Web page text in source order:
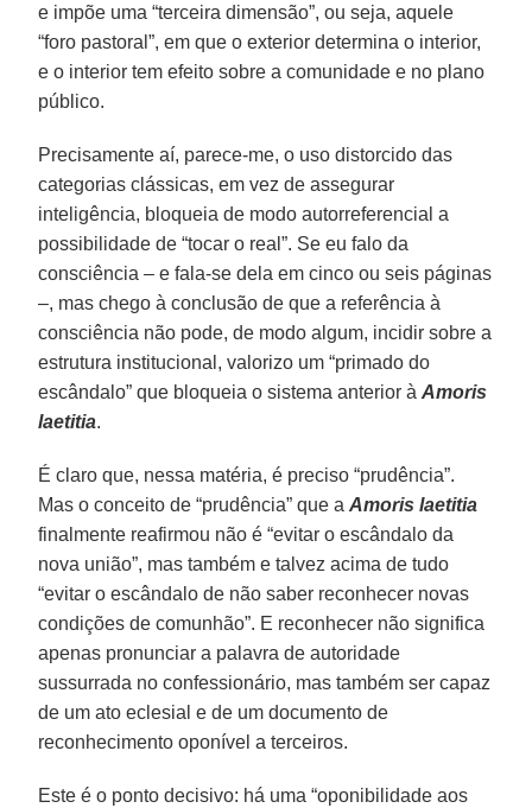
e impõe uma “terceira dimensão”, ou seja, aquele
“foro pastoral”, em que o exterior determina o interior,
e o interior tem efeito sobre a comunidade e no plano
público.
Precisamente aí, parece-me, o uso distorcido das
categorias clássicas, em vez de assegurar
inteligência, bloqueia de modo autorreferencial a
possibilidade de “tocar o real”. Se eu falo da
consciência – e fala-se dela em cinco ou seis páginas
–, mas chego à conclusão de que a referência à
consciência não pode, de modo algum, incidir sobre a
estrutura institucional, valorizo um “primado do
escândalo” que bloqueia o sistema anterior àAmoris
laetitia.
É claro que, nessa matéria, é preciso “prudência”.
Mas o conceito de “prudência” que aAmoris laetitia
finalmente reafirmou não é “evitar o escândalo da
nova união”, mas também e talvez acima de tudo
“evitar o escândalo de não saber reconhecer novas
condições de comunhão”. E reconhecer não significa
apenas pronunciar a palavra de autoridade
sussurrada no confessionário, mas também ser capaz
de um ato eclesial e de um documento de
reconhecimento oponível a terceiros.
Este é o ponto decisivo: há uma “oponibilidade aos